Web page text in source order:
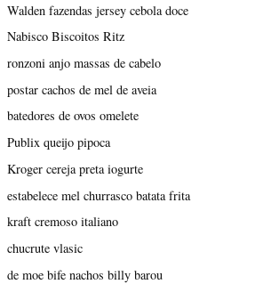
Walden fazendas jersey cebola doce
Nabisco Biscoitos Ritz
ronzoni anjo massas de cabelo
postar cachos de mel de aveia
batedores de ovos omelete
Publix queijo pipoca
Kroger cereja preta iogurte
estabelece mel churrasco batata frita
kraft cremoso italiano
chucrute vlasic
de moe bife nachos billy barou